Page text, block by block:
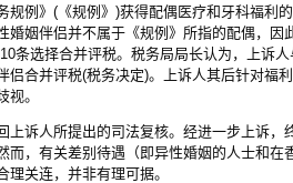
规例》(《规例》)获得配偶医疗和牙科福利
婚姻伴侣并不属于《规例》所指的配偶，
条选择合并评税。税务局局长认为，上诉
侣合并评税(税务决定)。上诉人其后针对福
。
上诉人所提出的司法复核。经进一步上诉
，有关差别待遇（即异性婚姻的人士和在
关连，并非有理可据。